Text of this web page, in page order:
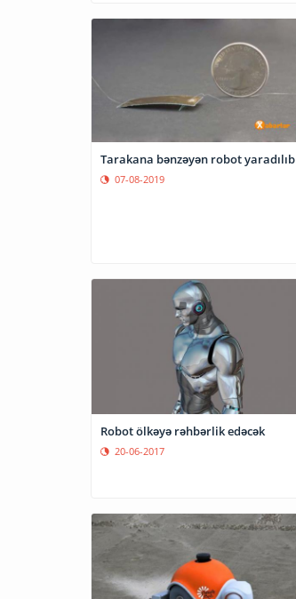
Tarakana bənzəyən robot yaradılıb
07-08-2019
Robot ölkəyə rəhbərlik edəcək
20-06-2017